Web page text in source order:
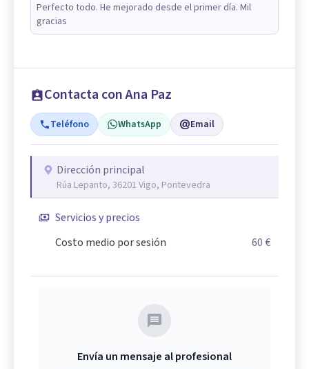
Perfecto todo. He mejorado desde el primer día. Mil
gracias
Contacta con Ana Paz
Teléfono WhatsApp Email
Dirección principal
Rúa Lepanto, 36201 Vigo, Pontevedra
Servicios y precios
Costo medio por sesión
60 €
Envía un mensaje al profesional